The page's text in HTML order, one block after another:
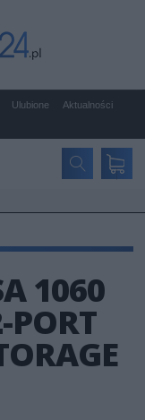
Ulubione
Aktualności
1060
PORT